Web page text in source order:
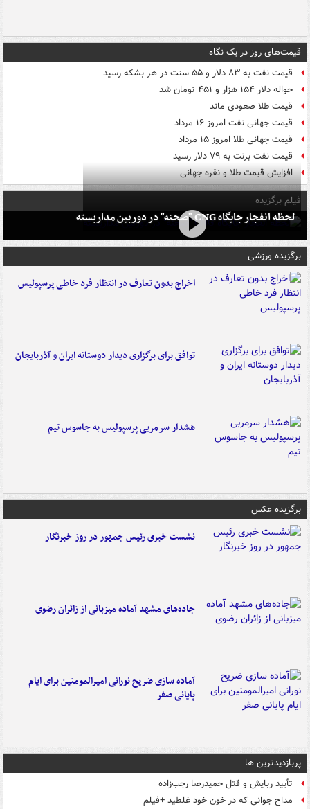
قیمت‌های روز در یک نگاه
قیمت نفت به ۸۳ دلار و ۵۵ سنت در هر بشکه رسید
حواله دلار ۱۵۴ هزار و ۴۵۱ تومان شد
قیمت طلا صعودی ماند
قیمت جهانی نفت امروز ۱۶ مرداد
قیمت جهانی طلا امروز ۱۵ مرداد
قیمت نفت برنت به ۷۹ دلار رسید
افزایش قیمت طلا و نقره جهانی
فیلم برگزیده
لحظه انفجار جایگاه CNG "صحنه" در دوربین مداربسته
برگزیده ورزشی
اخراج بدون تعارف در انتظار فرد خاطی پرسپولیس
توافق برای برگزاری دیدار دوستانه ایران و آذربایجان
هشدار سرمربی پرسپولیس به جاسوس تیم
برگزیده عکس
نشست خبری رئیس جمهور در روز خبرنگار
جاده‌های مشهد آماده میزبانی از زائران رضوی
آماده سازی ضریح نورانی امیرالمومنین برای ایام
پایانی صفر
پربازدیدترین ها
تأیید ربایش و قتل حمیدرضا رجب‌زاده
مداح جوانی که در خون خود غلطید +فیلم